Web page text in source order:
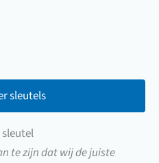
sleutels
te zijn dat wij de juiste